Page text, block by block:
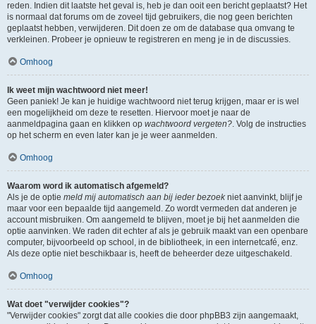
reden. Indien dit laatste het geval is, heb je dan ooit een bericht geplaatst? Het
is normaal dat forums om de zoveel tijd gebruikers, die nog geen berichten
geplaatst hebben, verwijderen. Dit doen ze om de database qua omvang te
verkleinen. Probeer je opnieuw te registreren en meng je in de discussies.
Omhoog
Ik weet mijn wachtwoord niet meer!
Geen paniek! Je kan je huidige wachtwoord niet terug krijgen, maar er is wel
een mogelijkheid om deze te resetten. Hiervoor moet je naar de
aanmeldpagina gaan en klikken op wachtwoord vergeten?. Volg de instructies
op het scherm en even later kan je je weer aanmelden.
Omhoog
Waarom word ik automatisch afgemeld?
Als je de optie meld mij automatisch aan bij ieder bezoekniet aanvinkt, blijf je
maar voor een bepaalde tijd aangemeld. Zo wordt vermeden dat anderen je
account misbruiken. Om aangemeld te blijven, moet je bij het aanmelden die
optie aanvinken. We raden dit echter af als je gebruik maakt van een openbare
computer, bijvoorbeeld op school, in de bibliotheek, in een internetcafé, enz.
Als deze optie niet beschikbaar is, heeft de beheerder deze uitgeschakeld.
Omhoog
Wat doet "verwijder cookies"?
"Verwijder cookies" zorgt dat alle cookies die door phpBB3 zijn aangemaakt,